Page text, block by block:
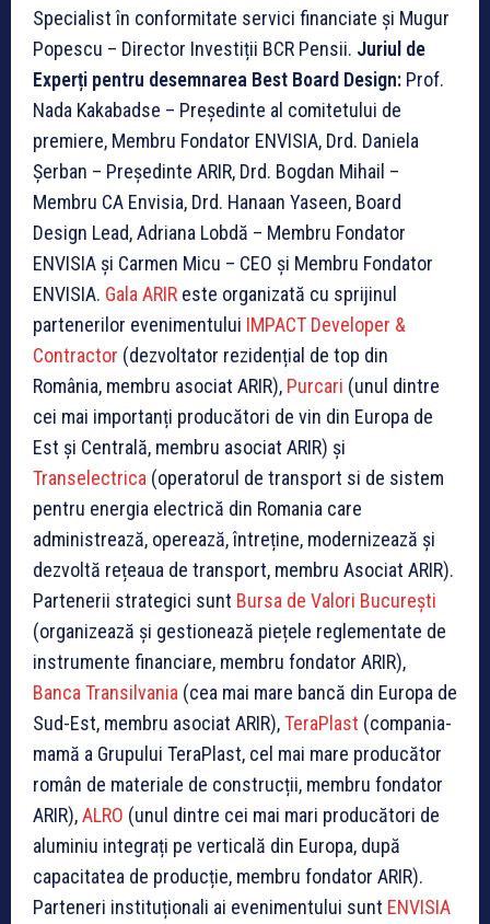
Specialist în conformitate servici financiate și Mugur
Popescu – Director Investiții BCR Pensii. Juriul de
Experți pentru desemnarea Best Board Design: Prof.
Nada Kakabadse – Președinte al comitetului de
premiere, Membru Fondator ENVISIA, Drd. Daniela
Șerban – Președinte ARIR, Drd. Bogdan Mihail –
Membru CA Envisia, Drd. Hanaan Yaseen, Board
Design Lead, Adriana Lobdă – Membru Fondator
ENVISIA și Carmen Micu – CEO și Membru Fondator
ENVISIA. Gala ARIR este organizată cu sprijinul
partenerilor evenimentului IMPACT Developer &
Contractor (dezvoltator rezidențial de top din
România, membru asociat ARIR), Purcari (unul dintre
cei mai importanți producători de vin din Europa de
Est și Centrală, membru asociat ARIR) și
Transelectrica (operatorul de transport si de sistem
pentru energia electrică din Romania care
administrează, operează, întreține, modernizează și
dezvoltă rețeaua de transport, membru Asociat ARIR).
Partenerii strategici sunt Bursa de Valori București
(organizează și gestionează piețele reglementate de
instrumente financiare, membru fondator ARIR),
Banca Transilvania (cea mai mare bancă din Europa de
Sud-Est, membru asociat ARIR),TeraPlast (compania-
mamă a Grupului TeraPlast, cel mai mare producător
român de materiale de construcții, membru fondator
ARIR),ALRO (unul dintre cei mai mari producători de
aluminiu integrați pe verticală din Europa, după
capacitatea de producție, membru fondator ARIR).
Parteneri instituționali ai evenimentului sunt ENVISIA